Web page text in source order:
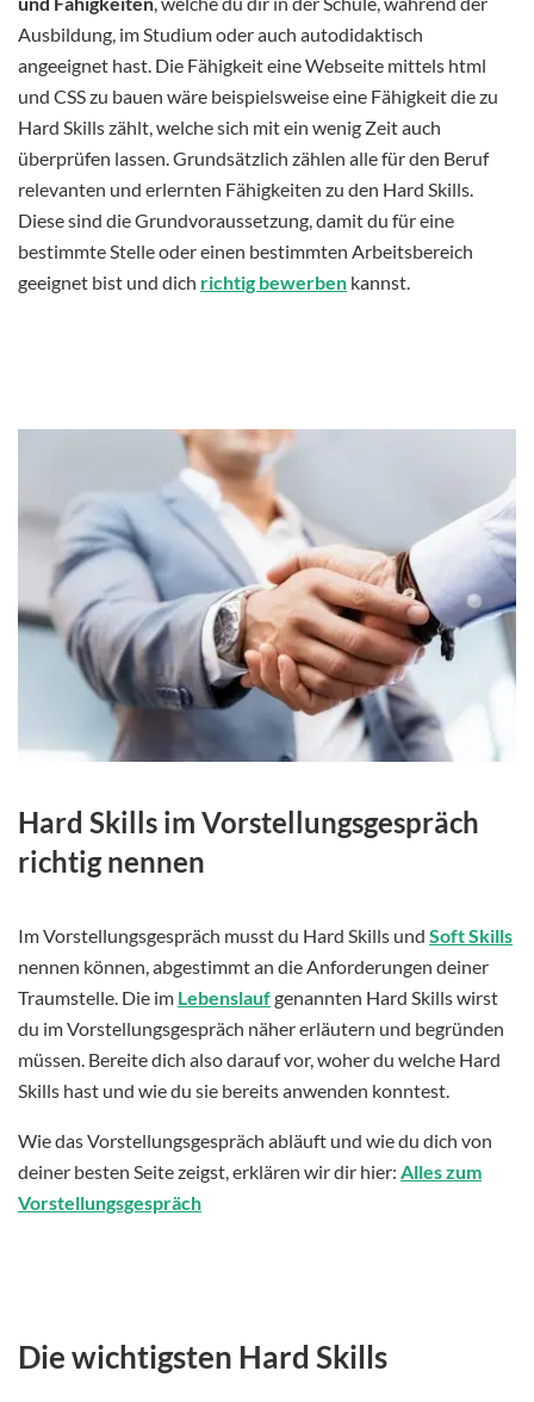
Ausbildung, im Studium oder auch autodidaktisch
angeeignet hast. Die Fähigkeit eine Webseite mittels html
und CSS zu bauen wäre beispielsweise eine Fähigkeit die zu
Hard Skills zählt, welche sich mit ein wenig Zeit auch
überprüfen lassen. Grundsätzlich zählen alle für den Beruf
relevanten und erlernten Fähigkeiten zu den Hard Skills.
Diese sind die Grundvoraussetzung, damit du für eine
bestimmte Stelle oder einen bestimmten Arbeitsbereich
geeignet bist und dich richtig bewerben kannst.
Hard Skills im Vorstellungsgespräch
richtig nennen
Im Vorstellungsgespräch musst du Hard Skills und Soft Skills
nennen können, abgestimmt an die Anforderungen deiner
Traumstelle. Die im Lebenslaufgenannten Hard Skills wirst
du im Vorstellungsgespräch näher erläutern und begründen
müssen. Bereite dich also darauf vor, woher du welche Hard
Skills hast und wie du sie bereits anwenden konntest.
Wie das Vorstellungsgespräch abläuft und wie du dich von
deiner besten Seite zeigst, erklären wir dir hier: Alles zum
Vorstellungsgespräch
Die wichtigsten Hard Skills